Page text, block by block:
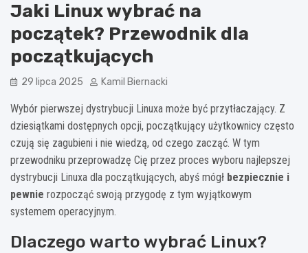
Jaki Linux wybrać na
początek? Przewodnik dla
początkujących
29 lipca 2025 Kamil Biernacki
Wybór pierwszej dystrybucji Linuxa może być przytłaczający. Z
dziesiątkami dostępnych opcji, początkujący użytkownicy często
czują się zagubieni i nie wiedzą, od czego zacząć. W tym
przewodniku przeprowadzę Cię przez proces wyboru najlepszej
dystrybucji Linuxa dla początkujących, abyś mógł bezpiecznie i
pewnie rozpocząć swoją przygodę z tym wyjątkowym
systemem operacyjnym.
Dlaczego warto wybrać Linux?